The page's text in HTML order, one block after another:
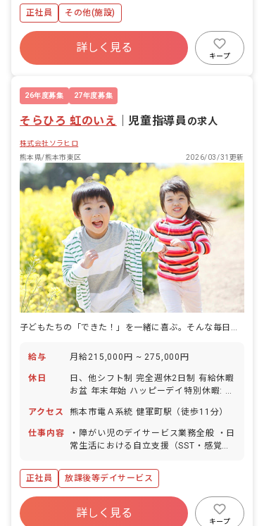
統 10 分 八丁馬場 熊本市電A系統 12 分
正社員 その他(施設)
詳しく見る
キープ
26年度募集 27年度募集
そらひろ 虹のいえ ｜児童指導員の求人
株式会社ソラヒロ
熊本県/熊本市東区
2026/03/31更新
子どもたちの「できた！」を一緒に喜ぶ。そんな毎日を始めませんか？
給与 月給215,000円 ~ 275,000円
休日
日、他シフト制 完全週休2日制 有給休暇
お盆 年末年始 ハッピーデイ特別休暇: 1
アクセス
熊本市電Ａ系統 健軍町駅（徒歩11分）
仕事内容
・障がい児のデイサービス業務全般 ・日
常生活における自立支援（SST・感覚統
業務（社用車:軽、普通自動車AT車） ・
その他、上記に付随する業務
正社員 放課後等デイサービス
詳しく見る
キープ